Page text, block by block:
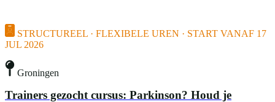
STRUCTUREEL · FLEXIBELE UREN · START VANAF 17
JUL 2026
Groningen
Trainers gezocht cursus: Parkinson? Houd je